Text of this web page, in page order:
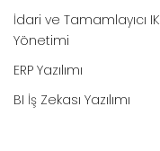
İdari ve Tamamlayıcı IK
Yönetimi
ERP Yazılımı
BI İş Zekası Yazılımı